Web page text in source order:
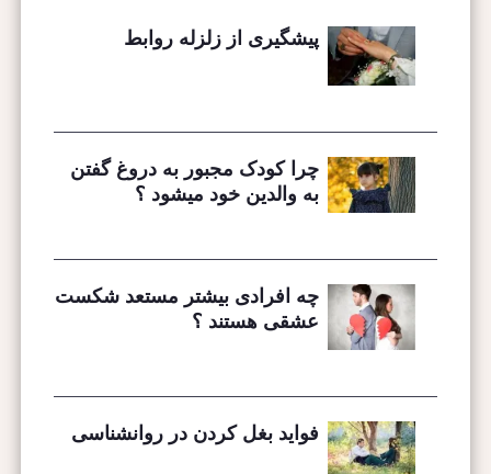
پیشگیری از زلزله روابط
چرا کودک مجبور به دروغ گفتن
به والدین خود میشود ؟
چه افرادی بیشتر مستعد شکست
عشقی هستند ؟
فواید بغل کردن در روانشناسی